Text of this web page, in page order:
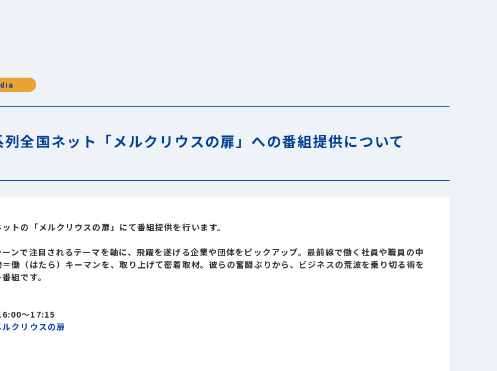
全国ネット「メルクリウスの扉」への番組提供について
トの「メルクリウスの扉」にて番組提供を行います。
ンで注目されるテーマを軸に、飛躍を遂げる企業や団体をピックアップ。最前線で働く社員や職員の中
働（はたら）キーマンを、取り上げて密着取材。彼らの奮闘ぶりから、ビジネスの荒波を乗り切る術を
組です。
〜17:15
ルクリウスの扉